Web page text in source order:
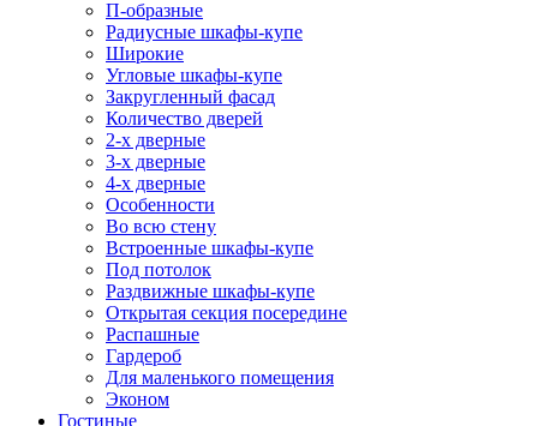
П-образные
Радиусные шкафы-купе
Широкие
Угловые шкафы-купе
Закругленный фасад
Количество дверей
2-х дверные
3-х дверные
4-х дверные
Особенности
Во всю стену
Встроенные шкафы-купе
Под потолок
Раздвижные шкафы-купе
Открытая секция посередине
Распашные
Гардероб
Для маленького помещения
Эконом
Гостиные